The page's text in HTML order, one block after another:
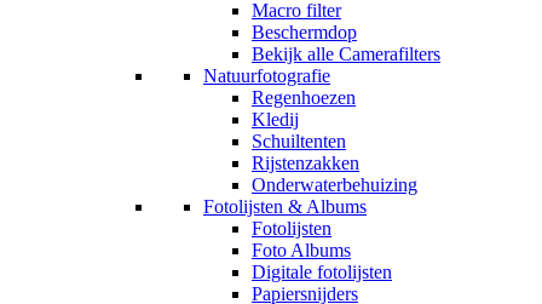
Macro filter
Beschermdop
Bekijk alle Camerafilters
Natuurfotografie
Regenhoezen
Kledij
Schuiltenten
Rijstenzakken
Onderwaterbehuizing
Fotolijsten & Albums
Fotolijsten
Foto Albums
Digitale fotolijsten
Papiersnijders